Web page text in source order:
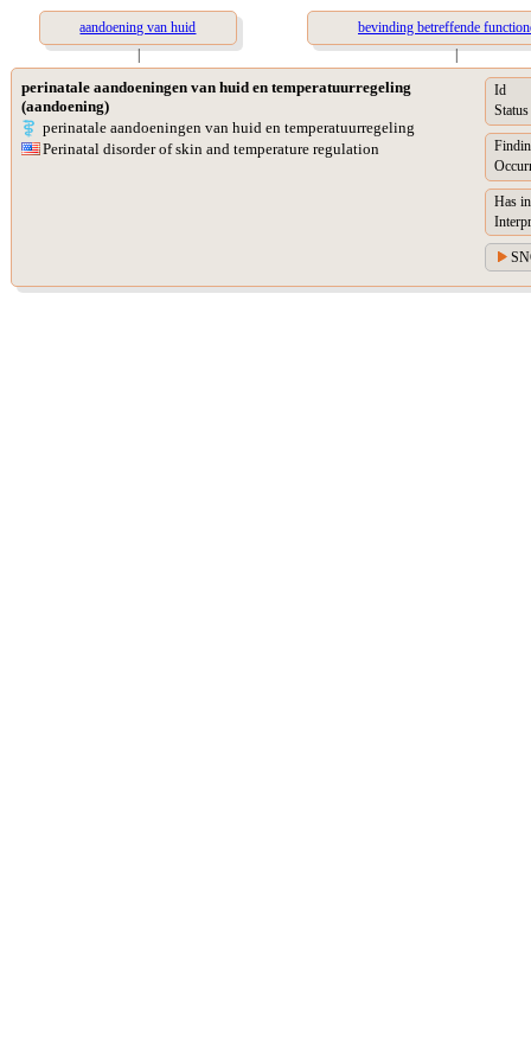
aandoening van huid
bevinding betreffende
|
|
perinatale aandoeningen van huid en temperatuurregeling
(aandoening)
perinatale aandoeningen van huid en temperatuurregeling
Perinatal disorder of skin and temperature regulation
Id
Status
Has